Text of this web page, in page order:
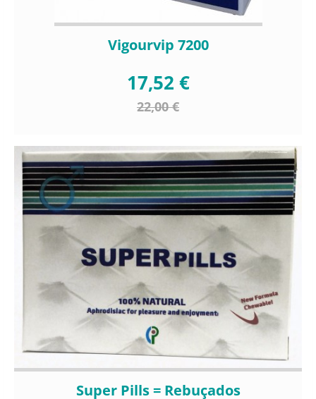
Vigourvip 7200
17,52 €
22,00 €
Super Pills = Rebuçados